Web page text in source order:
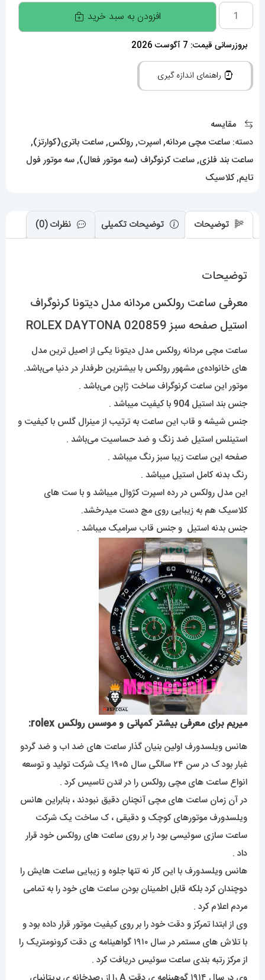
ساعت
رولکس
مردانه
مدل
استیل
020859
ROLEX
عدد
افزودن به سبد خرید
بروزرسانی قیمت: 7 آگوست 2026
راهنمای اندازه گیری
مقایسه
دسته: ساعت مچی مردانه,اسپرت,رولکس,ساعت باتری(کوارتز),
ساعت بند فلزی,ساعت کرنوگراف (سه موتور فعال),سه موتور فول
تایم,کلاسیک
توضیحات توضیحات تکمیلی نظرات (0)
توضیحات
معرفی ساعت رولکس مردانه مدل دیتونا کرنوگراف
استیل صفحه سبز 020859 ROLEX DAYTONA
ساعت مچی مردانه رولکس مدل دیتونا یکی از اصیل ترین مدل
های خانواده‌ی مشهور رولکس با بیشترین طرفدار در دنیا می‌باشد.
موتور این ساعت کرنوگراف ساخت ژاپن می‌باشد .
جنس بند استیل 904 با کیفیت میباشد .
جنس شیشه و قاب این ساعت به ترتیب از مینرال گلس با کیفیت و
استینلس استیل ضد زنگ و ضد حساسیت می‌باشد .
صفحه این ساعت زیبا سبز رنگ میباشد .
رنگ بدنه کامل استیل میباشد .
این مدل رولکس در رده اسپرت کژوال میباشد و با ست های
کلاسیک هم به زیبایی روی مچ دست میدرخشد.
جنس بدنه استیل و جنس قاب سرامیک میباشد .
میریم برای معرفی بیشتر کمپانی و موسس رولکس rolex:
هانس ویلسدورف اولین بنیان گذار ساعت های ضد اب و ضد گردو
غبار بود ک در سن ۲۴ سالگی سال ۱۹۰۵ یک شرکت تولید و توسعه
انواع ساعت های مچی رولکس را در لندن تاسیس کرد .
در آن زمان ساعت های مچی آنچنان دقیق نبودند ، بنابراین هانس
ویلسدورف موتورهای کوچک و دقیقی ، ک ساخت یک شرکت
ساعت سازی سوئیسی بود را بر روی ساعت های رولکس خود قرار
داد .
هانس ویلسدورف با این کار نه تنها جلوه و زیبایی ساعت هایش را
دوچندان کرد بلکه قابل اطمینان بودن ساعت های خود را به تمامی
مردم اعلام کرد .
وی از ابتدا تمرکز و دقت خود را بر روی کیفیت موتور قرار داده بود و
با تلاش های مستمر در سال ۱۹۱۰ گواهینامه ی دقت کرونومتریک را
از مرکز رتبه بندی ساعت سوئیس دریافت کرد .